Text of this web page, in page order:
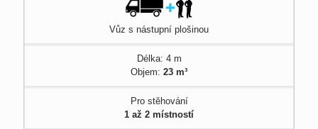
Vůz s nástupní plošinou
Délka: 4 m
Objem: 23 m³
Pro stěhování
1 až 2 místností